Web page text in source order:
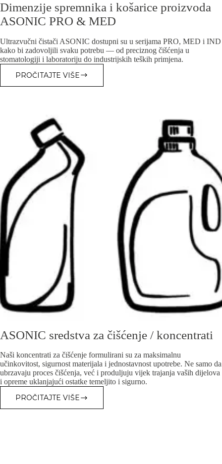
Dimenzije spremnika i košarice proizvoda
ASONIC PRO & MED
Ultrazvučni čistači ASONIC dostupni su u serijama PRO, MED i IND
kako bi zadovoljili svaku potrebu — od preciznog čišćenja u
stomatologiji i laboratoriju do industrijskih teških primjena.
PROČITAJTE VIŠE
DIMENZIJE
SPREMNIKA
ASONIC
PRO
&
MED
ASONIC sredstva za čišćenje / koncentrati
Naši koncentrati za čišćenje formulirani su za maksimalnu
učinkovitost, sigurnost materijala i jednostavnost upotrebe. Ne samo da
ubrzavaju proces čišćenja, već i produljuju vijek trajanja vaših dijelova
i opreme uklanjajući ostatke temeljito i sigurno.
PROČITAJTE VIŠE
ASONIC
SREDSTVA